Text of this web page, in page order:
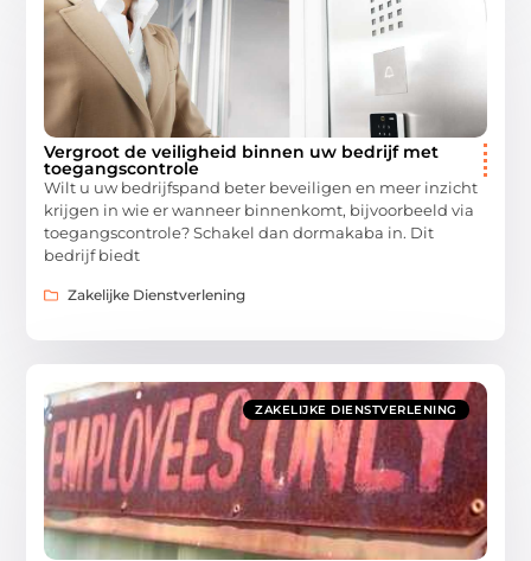
Vergroot de veiligheid binnen uw bedrijf met
toegangscontrole
Wilt u uw bedrijfspand beter beveiligen en meer inzicht
krijgen in wie er wanneer binnenkomt, bijvoorbeeld via
toegangscontrole? Schakel dan dormakaba in. Dit
bedrijf biedt
Zakelijke Dienstverlening
ZAKELIJKE DIENSTVERLENING